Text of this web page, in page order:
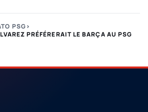
PSG›
PRÉFÉRERAIT LE BARÇA AU PSG